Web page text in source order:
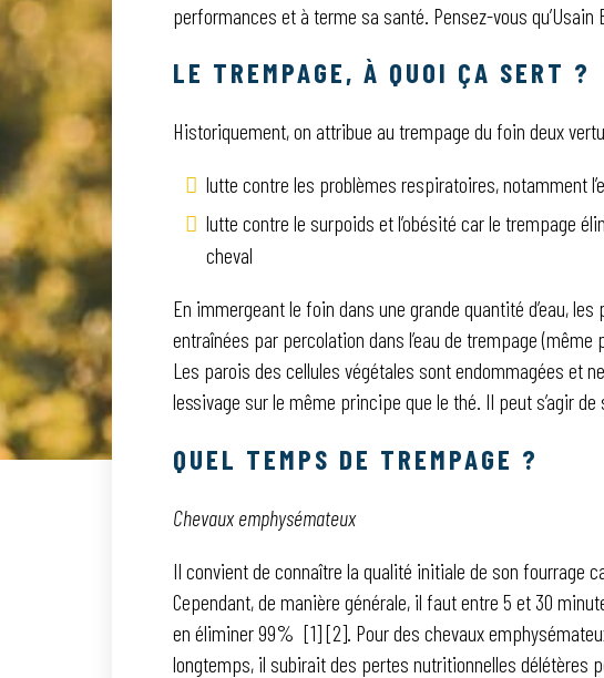
performances et à terme sa santé. Pensez-vous
LE TREMPAGE, À QUOI ÇA SERT ?
Historiquement, on attribue au trempage du foin deux
lutte contre les problèmes respiratoires, notamment
lutte contre le surpoids et l’obésité car le trempage
cheval
En immergeant le foin dans une grande quantité d’eau,
entraînées par percolation dans l’eau de trempage
Les parois des cellules végétales sont endommagées et
lessivage sur le même principe que le thé. Il peut s’agir
QUEL TEMPS DE TREMPAGE ?
Chevaux emphysémateux
Il convient de connaître la qualité initiale de son fourrage
Cependant, de manière générale, il faut entre 5 et 30
en éliminer 99% [1] [2]. Pour des chevaux
longtemps, il subirait des pertes nutritionnelles délétères